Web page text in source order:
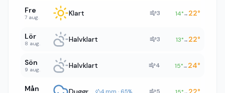
Fre
7 aug. Klart 3 14°→ 22°
Lör
8 aug. Halvklart 3 13°→ 22°
Sön
9 aug. Halvklart 4 15°→ 24°
Mån 4 mm · 65%